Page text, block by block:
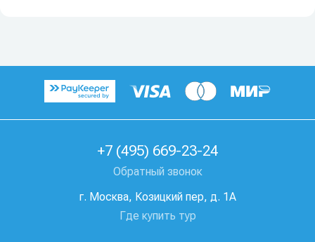
+7 (495) 669-23-24
Обратный звонок
г. Москва, Козицкий пер, д. 1А
Где купить тур